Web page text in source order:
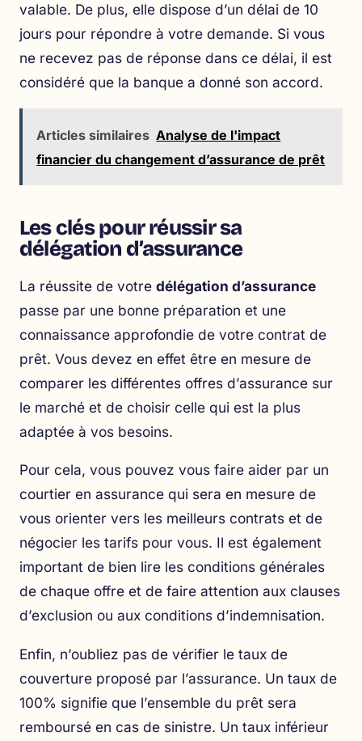
valable. De plus, elle dispose d’un délai de 10
jours pour répondre à votre demande. Si vous
ne recevez pas de réponse dans ce délai, il est
considéré que la banque a donné son accord.
Articles similaires Analyse de l'impact
financier du changement d’assurance de prêt
Les clés pour réussir sa
délégation d’assurance
La réussite de votre délégation d’assurance
passe par une bonne préparation et une
connaissance approfondie de votre contrat de
prêt. Vous devez en effet être en mesure de
comparer les différentes offres d’assurance sur
le marché et de choisir celle qui est la plus
adaptée à vos besoins.
Pour cela, vous pouvez vous faire aider par un
courtier en assurance qui sera en mesure de
vous orienter vers les meilleurs contrats et de
négocier les tarifs pour vous. Il est également
important de bien lire les conditions générales
de chaque offre et de faire attention aux clauses
d’exclusion ou aux conditions d’indemnisation.
Enfin, n’oubliez pas de vérifier le taux de
couverture proposé par l’assurance. Un taux de
100% signifie que l’ensemble du prêt sera
remboursé en cas de sinistre. Un taux inférieur